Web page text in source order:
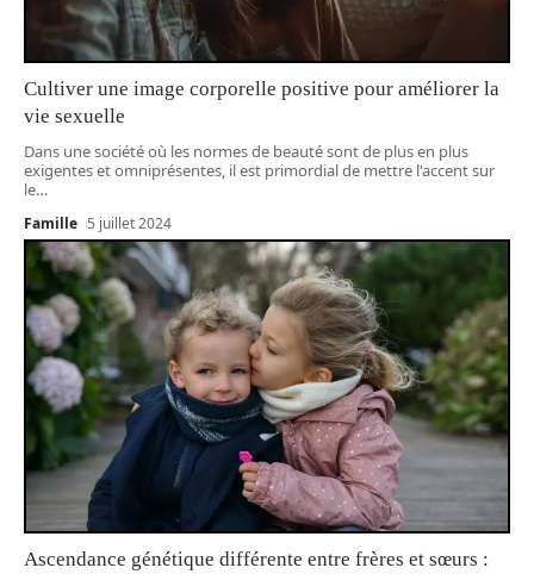
Cultiver une image corporelle positive pour améliorer la
vie sexuelle
Dans une société où les normes de beauté sont de plus en plus
exigentes et omniprésentes, il est primordial de mettre l'accent sur
le…
Famille 5 juillet 2024
Ascendance génétique différente entre frères et sœurs :